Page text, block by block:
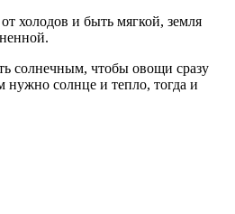
холодов и быть мягкой, земля
солнечным, чтобы овощи сразу
нужно солнце и тепло, тогда и